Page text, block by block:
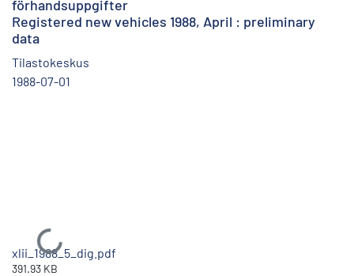
förhandsuppgifter
Registered new vehicles 1988, April : preliminary
data
Tilastokeskus
1988-07-01
Ladataan...
xlii_1988_5_dig.pdf
391.93 KB